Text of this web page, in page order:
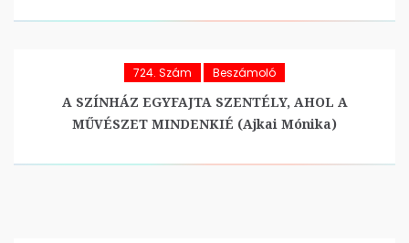
724. Szám Beszámoló
A SZÍNHÁZ EGYFAJTA SZENTÉLY, AHOL A
MŰVÉSZET MINDENKIÉ (Ajkai Mónika)